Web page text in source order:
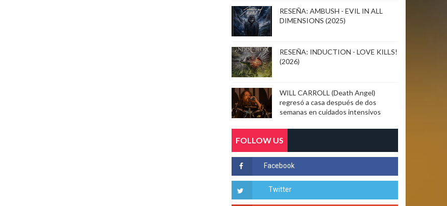
RESEÑA: AMBUSH - EVIL IN ALL
DIMENSIONS (2025)
RESEÑA: INDUCTION - LOVE KILLS!
(2026)
WILL CARROLL (Death Angel)
regresó a casa después de dos
semanas en cuidados intensivos
FOLLOW US